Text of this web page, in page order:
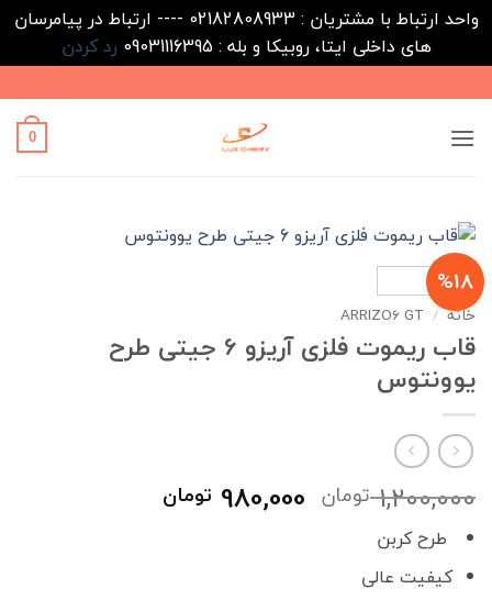
واحد ارتباط با مشتریان : 02182808933 ---- ارتباط در پیامرسان
های داخلی ایتا، روبیکا و بله : 09031116395
رد کردن
to
content
0
%18
خانه /
ARRIZO6 GT
قاب ریموت فلزی آریزو 6 جیتی طرح
یوونتوس
1,200,000 تومان قیمت
اصلی
980,000 تومان
طرح کربن
کیفیت عالی